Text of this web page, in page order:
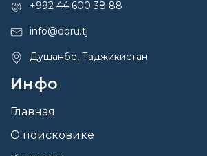
+992 44 600 38 88
info@doru.tj
Душанбе, Таджикистан
Инфо
Главная
О поисковике